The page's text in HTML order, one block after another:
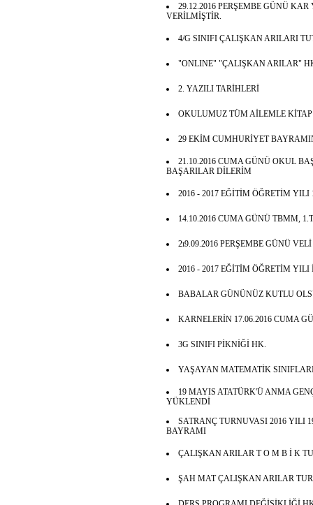
29.12.2016 PERŞEMBE GÜNÜ
VERİLMİŞTİR.
4/G SINIFI ÇALIŞKAN ARILARI
"ONLINE" "ÇALIŞKAN ARILAR"
2. YAZILI TARİHLERİ
OKULUMUZ TÜM AİLEMLE
29 EKİM CUMHURİYET
21.10.2016 CUMA GÜNÜ OKUL
BAŞARILAR DİLERİM
2016 - 2017 EĞİTİM ÖĞRETİM YILI
14.10.2016 CUMA GÜNÜ TBMM,
2ı9.09.2016 PERŞEMBE GÜNÜ
2016 - 2017 EĞİTİM ÖĞRETİM
BABALAR GÜNÜNÜZ KUTLU
KARNELERİN 17.06.2016 CUMA
3G SINIFI PİKNİĞİ HK.
YAŞAYAN MATEMATİK
19 MAYIS ATATÜRK'Ü ANMA
YÜKLENDİ
SATRANÇ TURNUVASI 2016 YILI
BAYRAMI
ÇALIŞKAN ARILAR T O M B İ K
ŞAH MAT ÇALIŞKAN ARILAR